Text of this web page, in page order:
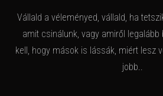
Vállald a véleményed, vállald, ha
amit csinálunk, vagy amiről legalább
kell, hogy mások is lássák, miért lesz
jobb..